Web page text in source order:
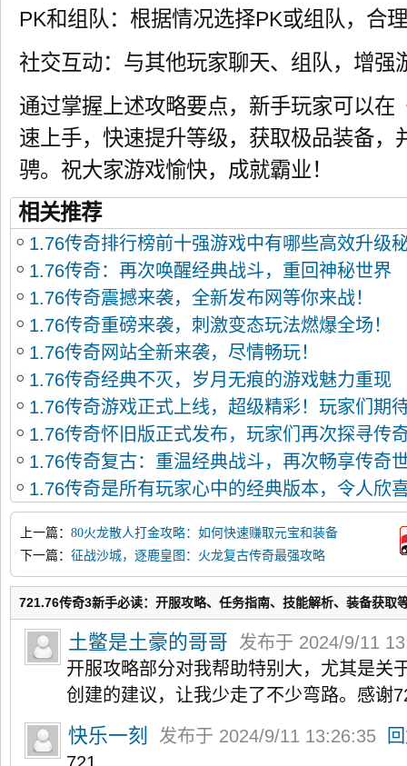
PK和组队：根据情况选择PK或组队，合
社交互动：与其他玩家聊天、组队，增强
通过掌握上述攻略要点，新手玩家可以在
速上手，快速提升等级，获取极品装备，
骋。祝大家游戏愉快，成就霸业！
相关推荐
1.76传奇排行榜前十强游戏中有哪些高效升级
巧？
1.76传奇：再次唤醒经典战斗，重回神秘世界
1.76传奇震撼来袭，全新发布网等你来战！
1.76传奇重磅来袭，刺激变态玩法燃爆全场！
1.76传奇网站全新来袭，尽情畅玩！
1.76传奇经典不灭，岁月无痕的游戏魅力重现
1.76传奇游戏正式上线，超级精彩！玩家们期
戏即将与大家见面了。这款游戏是经过多年打
为一款备受欢迎的游戏。下面，我们就来看看
1.76传奇怀旧版正式发布，玩家们再次探寻传
1.76传奇复古：重温经典战斗，再次畅享传奇
1.76传奇是所有玩家心中的经典版本，令人欣
新的复古版本已经上线了！这个版本不仅重温
法，让玩家们能够享受到更加精彩的游戏体验
上一篇： 80火龙散人打金攻略：如何快速赚取元宝和装备
下一篇： 征战沙城，逐鹿皇图：火龙复古传奇最强攻略
721.76传奇3新手必读：开服攻略、任务指南、技能解析、装备获取
土鳖是土豪的哥哥
发布于 2024/9/11
开服攻略部分对我帮助特别大，尤其是关
创建的建议，让我少走了不少弯路。感谢
快乐一刻 发布于 2024/9/11 13:26:35